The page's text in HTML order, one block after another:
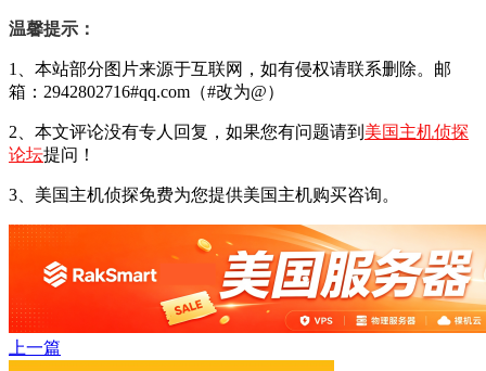
温馨提示：
1、本站部分图片来源于互联网，如有侵权请联系删除。邮
箱：2942802716#qq.com（#改为@）
2、本文评论没有专人回复，如果您有问题请到 美国主机侦探
论坛提问！
3、美国主机侦探免费为您提供美国主机购买咨询。
上一篇